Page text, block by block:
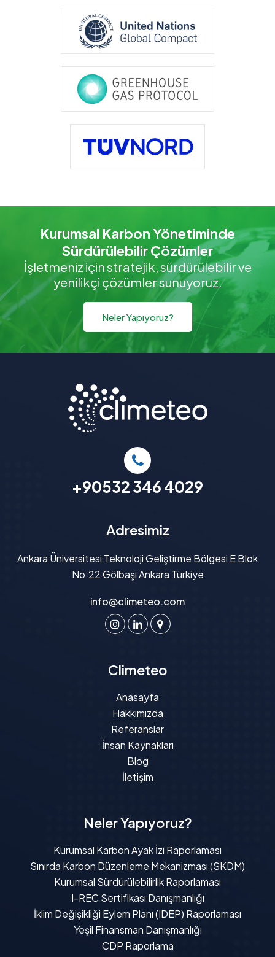
Kurumsal Karbon Yönetiminde
Sürdürülebilir Çözümler
İşletmeniz için stratejik, sürdürülebilir ve
yenilikçi çözümler sunuyoruz.
Neler Yapıyoruz?
+90532 346 4029
Adresimiz
Ankara Üniversitesi Teknoloji Geliştirme Bölgesi E Blok
No:22 Gölbaşı Ankara Türkiye
info@climeteo.com
Climeteo
Anasayfa
Hakkımızda
Referanslar
İnsan Kaynakları
Blog
İletişim
Neler Yapıyoruz?
Kurumsal Karbon Ayak İzi Raporlaması
Sınırda Karbon Düzenleme Mekanizması (SKDM)
Kurumsal Sürdürülebilirlik Raporlaması
I-REC Sertifikası Danışmanlığı
İklim Değişikliği Eylem Planı (IDEP) Raporlaması
Yeşil Finansman Danışmanlığı
CDP Raporlama